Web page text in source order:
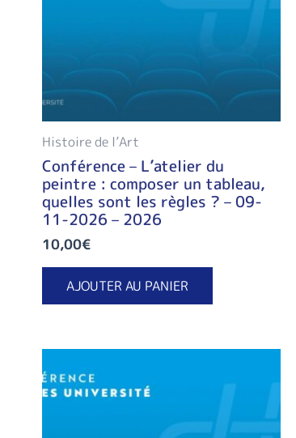
Histoire de l’Art
Conférence – L’atelier du
peintre : composer un tableau,
quelles sont les règles ? – 09-
11-2026 – 2026
10,00€
AJOUTER AU PANIER